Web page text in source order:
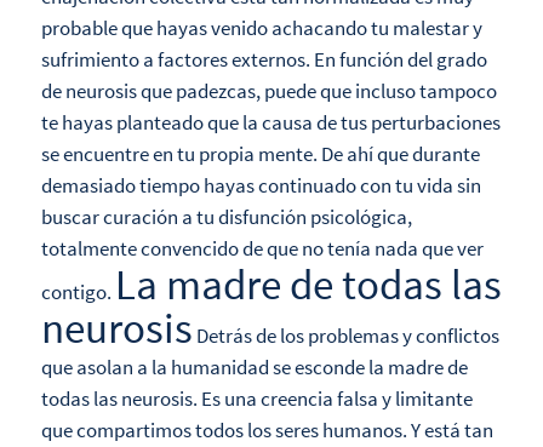
probable que hayas venido achacando tu malestar y
sufrimiento a factores externos. En función del grado
de neurosis que padezcas, puede que incluso tampoco
te hayas planteado que la causa de tus perturbaciones
se encuentre en tu propia mente. De ahí que durante
demasiado tiempo hayas continuado con tu vida sin
buscar curación a tu disfunción psicológica,
totalmente convencido de que no tenía nada que ver
contigo. La madre de todas las
neurosis Detrás de los problemas y conflictos
que asolan a la humanidad se esconde la madre de
todas las neurosis. Es una creencia falsa y limitante
que compartimos todos los seres humanos. Y está tan